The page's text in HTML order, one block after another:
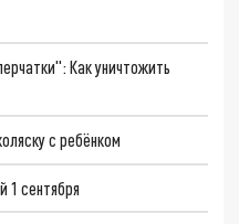
Как уничтожить
с ребёнком
1 сентября